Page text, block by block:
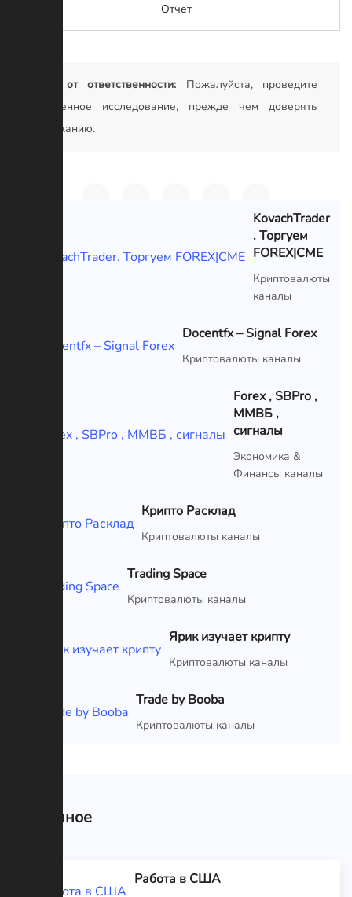
Отчет
Отказ от ответственности: Пожалуйста, проведите
собственное исследование, прежде чем доверять
содержанию.
KovachTrader
. Торгуем
FOREX|CME
Криптовалюты
каналы
Docentfx – Signal Forex
Криптовалюты каналы
Forex , SBPro ,
ММВБ ,
сигналы
Экономика &
Финансы каналы
Крипто Расклад
Криптовалюты каналы
Trading Space
Криптовалюты каналы
Ярик изучает крипту
Криптовалюты каналы
Trade by Booba
Криптовалюты каналы
Связанное
Работа в США